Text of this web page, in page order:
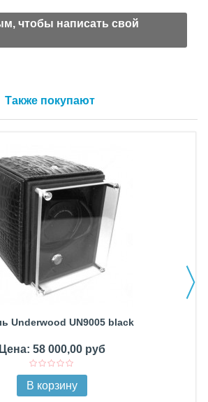
чтобы написать свой
Также покупают
Underwood UN9005 black
Цена: 58 000,00 руб
В корзину